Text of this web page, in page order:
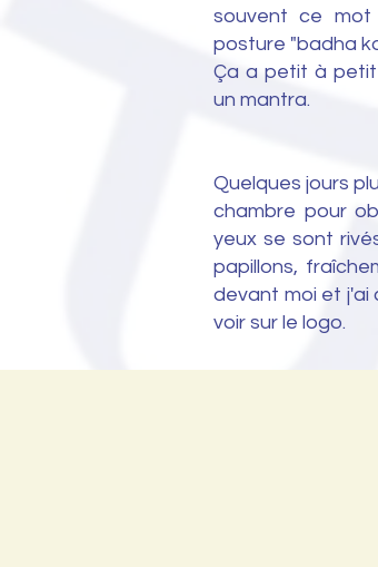
souvent ce mot
posture "badha
Ça a petit à petit
un mantra.
Quelques jours
chambre pour
yeux se sont
papillons,
devant moi et j'ai
voir sur le logo.